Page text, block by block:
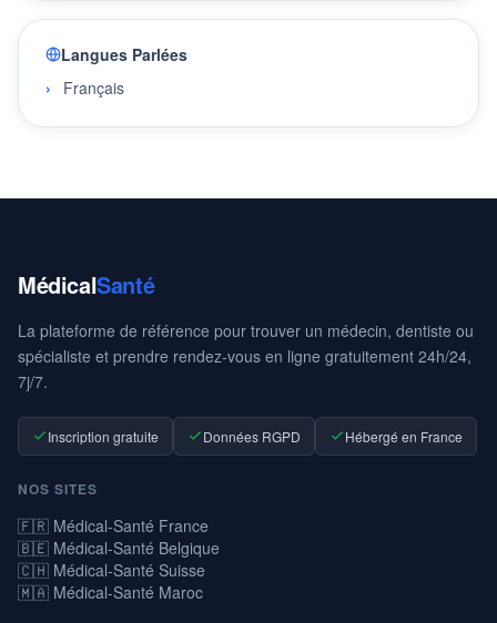
Langues Parlées
Français
MédicalSanté
La plateforme de référence pour trouver un médecin, dentiste ou
spécialiste et prendre rendez-vous en ligne gratuitement 24h/24,
7j/7.
Inscription gratuite Données RGPD Hébergé en France
NOS SITES
🇫🇷 Médical-Santé France
🇧🇪 Médical-Santé Belgique
🇨🇭 Médical-Santé Suisse
🇲🇦 Médical-Santé Maroc